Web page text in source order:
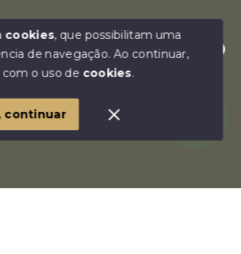
Estamos disponíveis para te ajudar.
- Imóvel Aqui Consultoria Imobiliária
cookies, que possibilitam uma
de navegação.Ao continuar,
o uso de cookies.
continuar